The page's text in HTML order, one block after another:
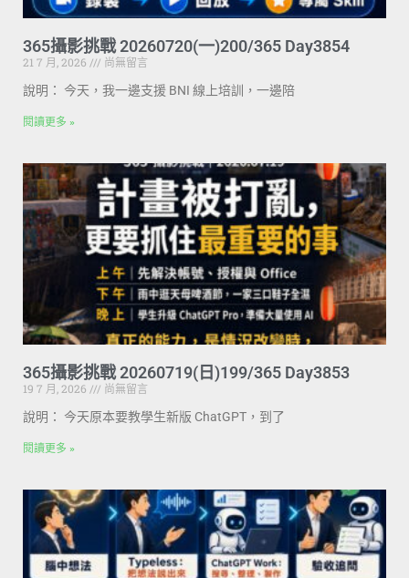
365攝影挑戰 20260720(一)200/365 Day3854
21 7 月, 2026
尚無留言
說明： 今天，我一邊支援 BNI 線上培訓，一邊陪
閱讀更多 »
365攝影挑戰 20260719(日)199/365 Day3853
19 7 月, 2026
尚無留言
說明： 今天原本要教學生新版 ChatGPT，到了
閱讀更多 »